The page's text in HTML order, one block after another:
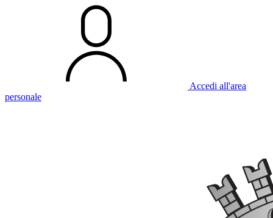
Accedi all'area
personale